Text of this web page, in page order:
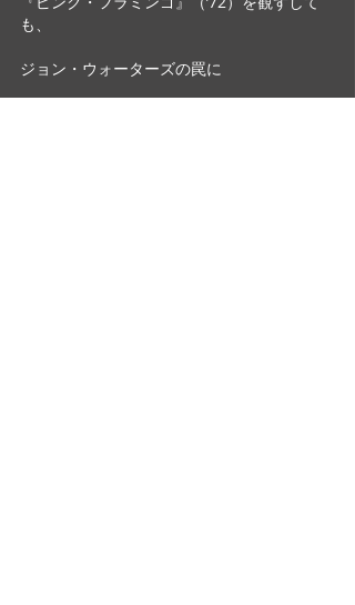
も、
ジョン・ウォーターズの罠に